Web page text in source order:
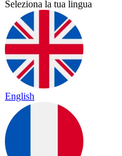
Seleziona la tua lingua
English